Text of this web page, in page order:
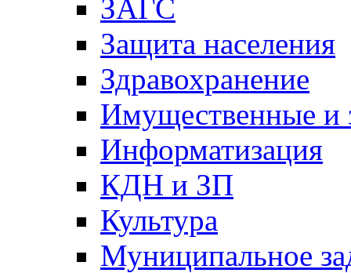
ЗАГС
Защита населения
Здравохранение
Имущественные и
Информатизация
КДН и ЗП
Культура
Муниципальное